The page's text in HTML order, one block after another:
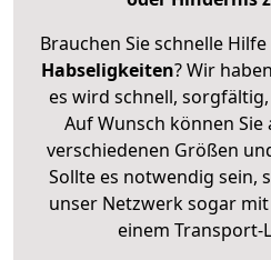
Brauchen Sie schnelle
Habseligkeiten? Wir
es wird schnell,
Auf Wunsch können
verschiedenen Größen
Sollte es notwendig sein,
unser Netzwerk sogar
einem Transport-